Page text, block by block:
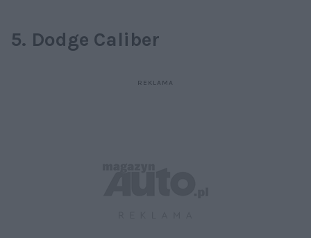
5. Dodge Caliber